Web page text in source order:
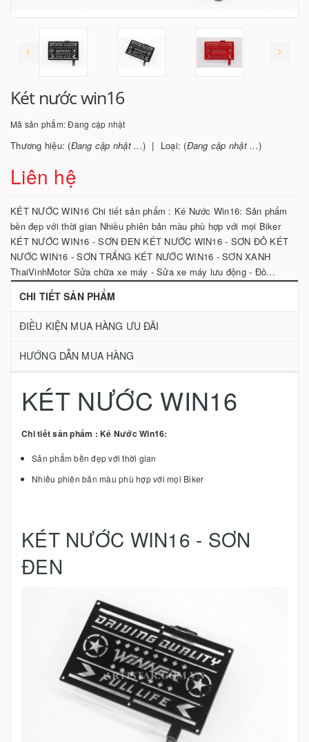
Két nước win16
Mã sản phẩm:Đang cập nhật
Thương hiệu: (Đang cập nhật ...) Loại: (Đang cập nhật ...)
Liên hệ
KÉT NƯỚC WIN16 Chi tiết sản phẩm : Ké Nước Win16: Sản phẩm
bền đẹp với thời gian Nhiều phiên bản màu phù hợp với mọi Biker
KÉT NƯỚC WIN16 - SƠN ĐEN KÉT NƯỚC WIN16 - SƠN ĐỎ KÉT
NƯỚC WIN16 - SƠN TRẮNG KÉT NƯỚC WIN16 - SƠN XANH
ThaiVinhMotor Sửa chữa xe máy - Sửa xe máy lưu động - Đồ...
CHI TIẾT SẢN PHẨM
ĐIỀU KIỆN MUA HÀNG ƯU ĐÃI
HƯỚNG DẪN MUA HÀNG
KÉT NƯỚC WIN16
Chi tiết sản phẩm : Ké Nước Win16:
Sản phẩm bền đẹp với thời gian
Nhiều phiên bản màu phù hợp với mọi Biker
KÉT NƯỚC WIN16 - SƠN
ĐEN